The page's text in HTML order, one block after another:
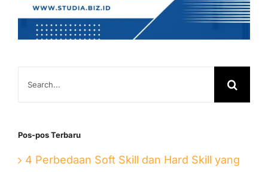
Pos-pos Terbaru
4 Perbedaan Soft Skill dan Hard Skill yang